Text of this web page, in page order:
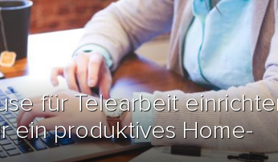
für Telearbeit
ein produktives Home-